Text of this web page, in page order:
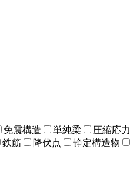
免震構造 単純梁 圧縮応力
鉄筋 降伏点 静定構造物